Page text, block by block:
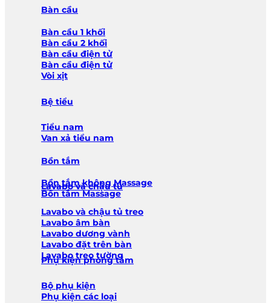
Bàn cầu
Bàn cầu 1 khối
Bàn cầu 2 khối
Bàn cầu điện tử
Bàn cầu điện tử
Vòi xịt
Bệ tiểu
Tiểu nam
Van xả tiểu nam
Bồn tắm
Bồn tắm không Massage
Bồn tắm Massage
Lavabo và chậu tủ
Lavabo và chậu tủ treo
Lavabo âm bàn
Lavabo dương vành
Lavabo đặt trên bàn
Lavabo treo tường
Phụ kiện phòng tắm
Bộ phụ kiện
Phụ kiện các loại